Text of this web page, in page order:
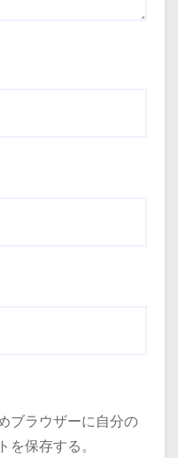
ブラウザーに自分の
保存する。